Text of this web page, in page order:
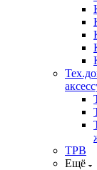
ТРВ
Ещё